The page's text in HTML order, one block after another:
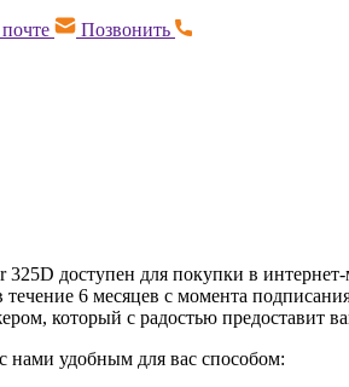
Позвонить
325D доступен для покупки в
6 месяцев с момента
который с радостью предоставит
нами удобным для вас способом: